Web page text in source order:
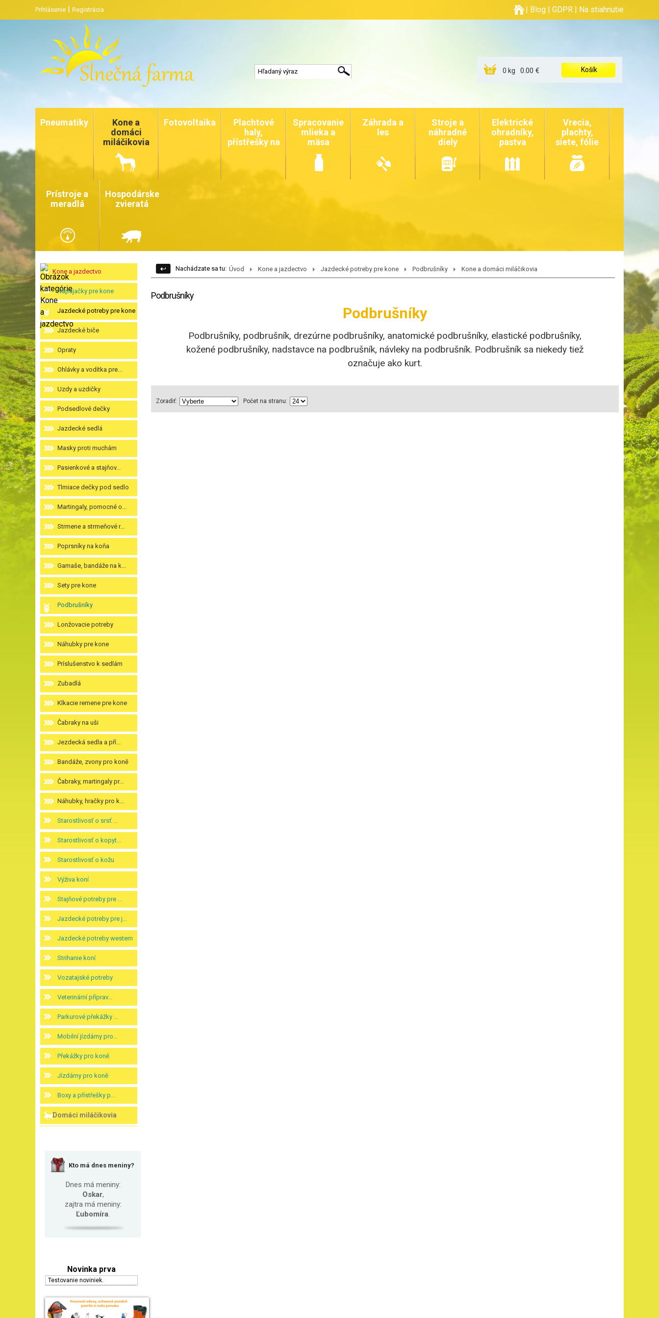
Prihlásenie | Registrácia | Blog | GDPR | Na stiahnutie
0 kg 0.00 € Košík
Pneumatiky
Kone a
domáci
miláčikovia
Fotovoltaika
Plachtové
haly,
přístřešky na
Spracovanie
mlieka a
mäsa
Záhrada a
les
Stroje a
náhradné
diely
Elektrické
ohradníky,
pastva
Vrecia,
plachty,
siete, fólie
Prístroje a
meradlá
Hospodárske
zvieratá
Kone a jazdectvo
Napájačky pre kone
Jazdecké potreby pre kone
Jazdecké biče
Opraty
Ohlávky a vodítka pre...
Uzdy a uzdičky
Podsedlové dečky
Jazdecké sedlá
Masky proti muchám
Pasienkové a stajňov...
Tlmiace dečky pod sedlo
Martingaly, pomocné o...
Strmene a strmeňové r...
Poprsníky na koňa
Gamaše, bandáže na k...
Sety pre kone
Podbrušníky
Lonžovacie potreby
Náhubky pre kone
Príslušenstvo k sedlám
Zubadlá
Klkacie remene pre kone
Čabraky na uši
Jezdecká sedla a pří...
Bandáže, zvony pro koně
Čabraky, martingaly pr...
Náhubky, hračky pro k...
Starostlivosť o srsť ...
Starostlivosť o kopyt...
Starostlivosť o kožu
Výživa koní
Stajňové potreby pre ...
Jazdecké potreby pre j...
Jazdecké potreby western
Strihanie koní
Vozatajské potreby
Veterinární příprav...
Parkurové překážky ...
Mobilní jízdárny pro...
Překážky pro koně
Jízdárny pro koně
Boxy a přístřešky p...
Domáci miláčikovia
Kto má dnes meniny?
Dnes má meniny:
Oskar,
zajtra má meniny:
Ľubomíra.
Novinka prva
Testovanie noviniek.
Nachádzate sa tu: Úvod Kone a jazdectvo Jazdecké potreby pre kone Podbrušníky Kone a domáci miláčikovia
Podbrušníky
Podbrušníky
Podbrušníky, podbrušník, drezúrne podbrušníky, anatomické podbrušníky, elastické podbrušníky,
kožené podbrušníky, nadstavce na podbrušník, návleky na podbrušník. Podbrušník sa niekedy tiež
označuje ako kurt.
Zoradiť: Počet na stranu: